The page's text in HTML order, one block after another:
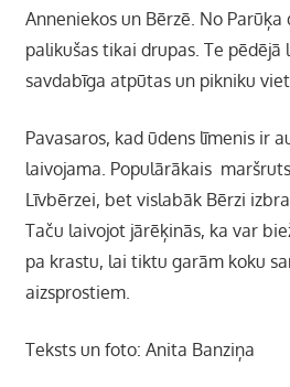
Anneniekos un Bērzē. No Parūķa
palikušas tikai drupas. Te pēdējā
savdabīga atpūtas un pikniku
Pavasaros, kad ūdens līmenis ir
laivojama. Populārākais
Līvbērzei, bet vislabāk Bērzi
Taču laivojot jārēķinās, ka var
pa krastu, lai tiktu garām koku
aizsprostiem.
Teksts un foto: Anita Banziņa